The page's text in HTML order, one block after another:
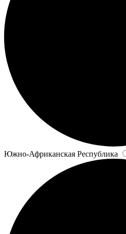
Южно-Африканская Республика